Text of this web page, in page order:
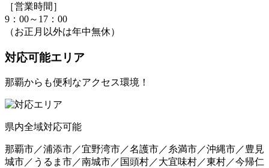
［営業時間］
9：00～17：00
（お正月以外は年中無休）
対応可能エリア
那覇からも便利なアクセス環境！
県内全域対応可能
那覇市／浦添市／宜野湾市／名護市／糸満市／沖縄市／豊見
城市／うるま市／南城市／国頭村／大宜味村／東村／今帰仁